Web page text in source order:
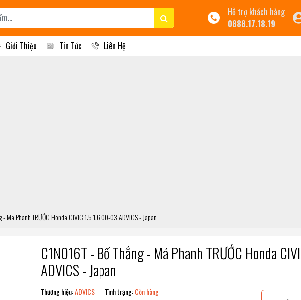
Hỗ trợ khách hàng
0888.17.18.19
Giới Thiệu Tin Tức Liên Hệ
- Má Phanh TRƯỚC Honda CIVIC 1.5 1.6 00-03 ADVICS - Japan
C1N016T - Bố Thắng - Má Phanh TRƯỚC Honda
ADVICS - Japan
Thương hiệu:ADVICS | Tình trạng:Còn hàng